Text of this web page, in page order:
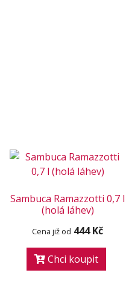
Sambuca Ramazzotti 0,7 l
(holá láhev)
Cena již od 444 Kč
Chci koupit